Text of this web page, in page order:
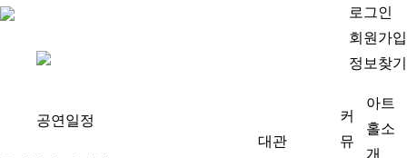
로그인
회원가입
정보찾기
공연일정
대관
커
뮤
아트
홀소
개